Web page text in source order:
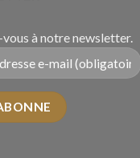
à notre newsletter.